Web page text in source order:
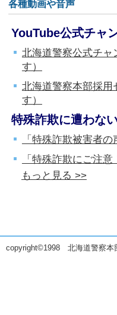
各種動画や音声
YouTube公式チャ
北海道警察公式チャ
す）
北海道警察本部採用
す）
特殊詐欺に遭わな
「特殊詐欺被害者の
「特殊詐欺にご注意
もっと見る >>
copyright©1998 北海道警察本